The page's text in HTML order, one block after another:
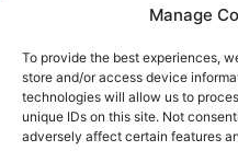
Manage
To provide the best experiences,
store and/or access device
technologies will allow us to
unique IDs on this site. Not
adversely affect certain features
Podlech, il Cile lo ha
all’ergastolo
Era ubriaca…